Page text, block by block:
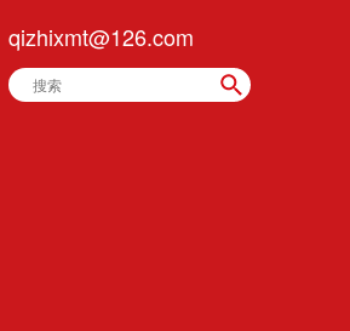
qizhixmt@126.com